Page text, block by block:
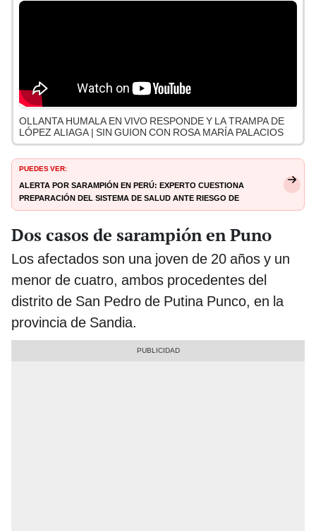
OLLANTA HUMALA EN VIVO RESPONDE Y LA TRAMPA DE
LÓPEZ ALIAGA | SIN GUION CON ROSA MARÍA PALACIOS
PUEDES VER:
Alerta por sarampión en Perú: experto cuestiona
preparación del sistema de salud ante riesgo de
reintroducción
Dos casos de sarampión en Puno
Los afectados son una joven de 20 años y un
menor de cuatro, ambos procedentes del
distrito de San Pedro de Putina Punco, en la
provincia de Sandia.